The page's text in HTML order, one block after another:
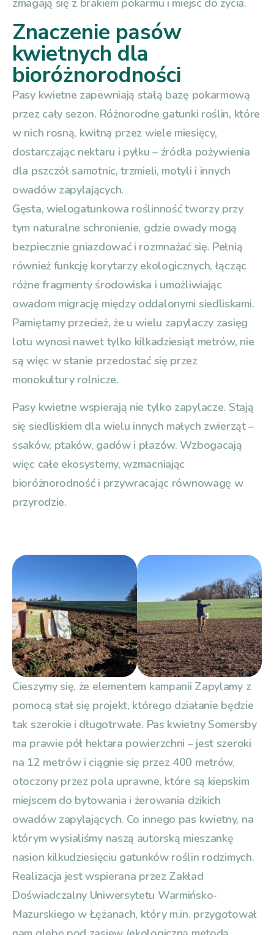
Znaczenie pasów
kwietnych dla
bioróżnorodności
Pasy kwietne zapewniają stałą bazę pokarmową
przez cały sezon. Różnorodne gatunki roślin, które
w nich rosną, kwitną przez wiele miesięcy,
dostarczając nektaru i pyłku – źródła pożywienia
dla pszczół samotnic, trzmieli, motyli i innych
owadów zapylających.
Gęsta, wielogatunkowa roślinność tworzy przy
tym naturalne schronienie, gdzie owady mogą
bezpiecznie gniazdować i rozmnażać się. Pełnią
również funkcję korytarzy ekologicznych, łącząc
różne fragmenty środowiska i umożliwiając
owadom migrację między oddalonymi siedliskami.
Pamiętamy przecież, że u wielu zapylaczy zasięg
lotu wynosi nawet tylko kilkadziesiąt metrów, nie
są więc w stanie przedostać się przez
monokultury rolnicze.
Pasy kwietne wspierają nie tylko zapylacze. Stają
się siedliskiem dla wielu innych małych zwierząt –
ssaków, ptaków, gadów i płazów. Wzbogacają
więc całe ekosystemy, wzmacniając
bioróżnorodność i przywracając równowagę w
przyrodzie.
Cieszymy się, że elementem kampanii Zapylamy z
pomocą stał się projekt, którego działanie będzie
tak szerokie i długotrwałe. Pas kwietny Somersby
ma prawie pół hektara powierzchni – jest szeroki
na 12 metrów i ciągnie się przez 400 metrów,
otoczony przez pola uprawne, które są kiepskim
miejscem do bytowania i żerowania dzikich
owadów zapylających. Co innego pas kwietny, na
którym wysialiśmy naszą autorską mieszankę
nasion kilkudziesięciu gatunków roślin rodzimych.
Realizacja jest wspierana przez Zakład
Doświadczalny Uniwersytetu Warmińsko-
Mazurskiego w Łężanach, który m.in. przygotował